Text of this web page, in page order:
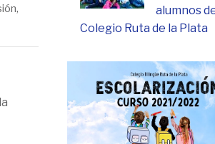
,
alumnos
Colegio Ruta de la Plata